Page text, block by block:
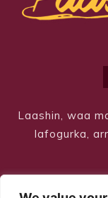
Laashin, waa
lafogurka,